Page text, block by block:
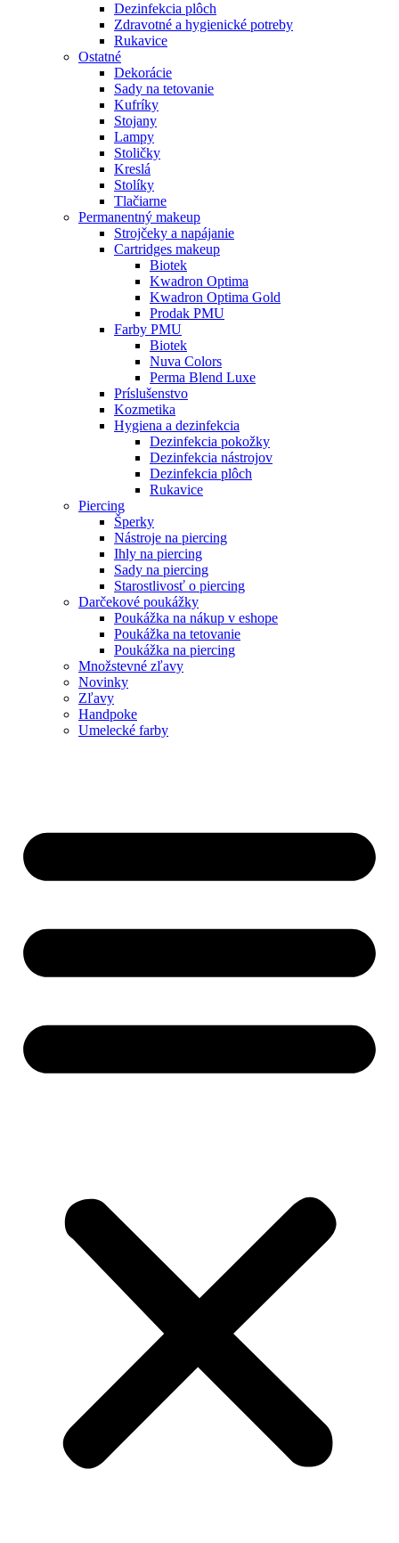
Dezinfekcia plôch
Zdravotné a hygienické potreby
Rukavice
Ostatné
Dekorácie
Sady na tetovanie
Kufríky
Stojany
Lampy
Stoličky
Kreslá
Stolíky
Tlačiarne
Permanentný makeup
Strojčeky a napájanie
Cartridges makeup
Biotek
Kwadron Optima
Kwadron Optima Gold
Prodak PMU
Farby PMU
Biotek
Nuva Colors
Perma Blend Luxe
Príslušenstvo
Kozmetika
Hygiena a dezinfekcia
Dezinfekcia pokožky
Dezinfekcia nástrojov
Dezinfekcia plôch
Rukavice
Piercing
Šperky
Nástroje na piercing
Ihly na piercing
Sady na piercing
Starostlivosť o piercing
Darčekové poukážky
Poukážka na nákup v eshope
Poukážka na tetovanie
Poukážka na piercing
Množstevné zľavy
Novinky
Zľavy
Handpoke
Umelecké farby